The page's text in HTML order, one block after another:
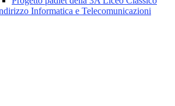
Informatica e Telecomunicazioni